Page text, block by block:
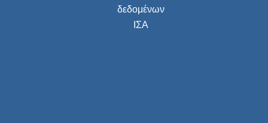
δεδομένων
ΙΣΑ